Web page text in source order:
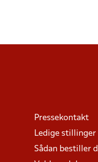
Pressekontakt
Ledige stillinger
Sådan bestiller